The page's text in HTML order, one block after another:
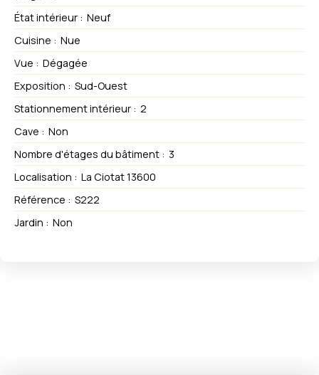
État intérieur : Neuf
Cuisine : Nue
Vue : Dégagée
Exposition : Sud-Ouest
Stationnement intérieur : 2
Cave : Non
Nombre d'étages du bâtiment : 3
Localisation : La Ciotat 13600
Référence : S222
Jardin : Non